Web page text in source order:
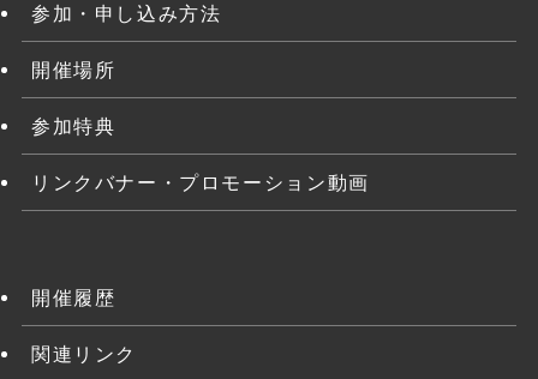
参加・申し込み方法
開催場所
参加特典
リンクバナー・プロモーション動画
開催履歴
関連リンク